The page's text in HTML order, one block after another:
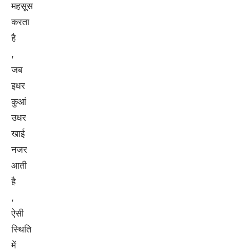
महसूस
करता
है
,
जब
इधर
कुआं
उधर
खाई
नजर
आती
है
,
ऐसी
स्थिति
में